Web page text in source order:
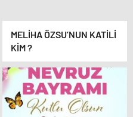
MELİHA ÖZSU’NUN KATİLİ
KİM ?